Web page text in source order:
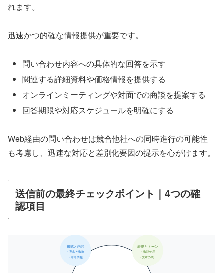
れます。
迅速かつ的確な情報提供が重要です。
問い合わせ内容への具体的な回答を示す
関連する詳細資料や価格情報を提供する
オンラインミーティングや対面での商談を提案する
回答期限や対応スケジュールを明確にする
Web経由の問い合わせは競合他社への同時進行の可能性
も考慮し、迅速な対応と差別化要因の提示を心がけます。
送信前の最終チェックポイント｜4つの確
認項目
形式と内容
・宛名と敬称
・署名情報
表現とトーン
・敬語使用
・文章の統一